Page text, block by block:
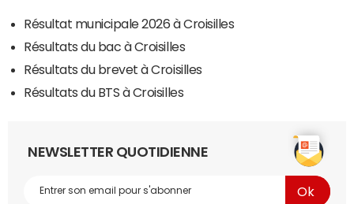
Résultat municipale 2026 à Croisilles
Résultats du bac à Croisilles
Résultats du brevet à Croisilles
Résultats du BTS à Croisilles
NEWSLETTER QUOTIDIENNE